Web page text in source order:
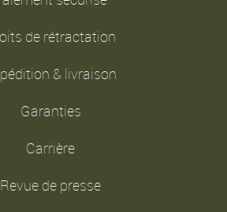
de rétractation
& livraison
Garanties
Carrière
Revue de presse